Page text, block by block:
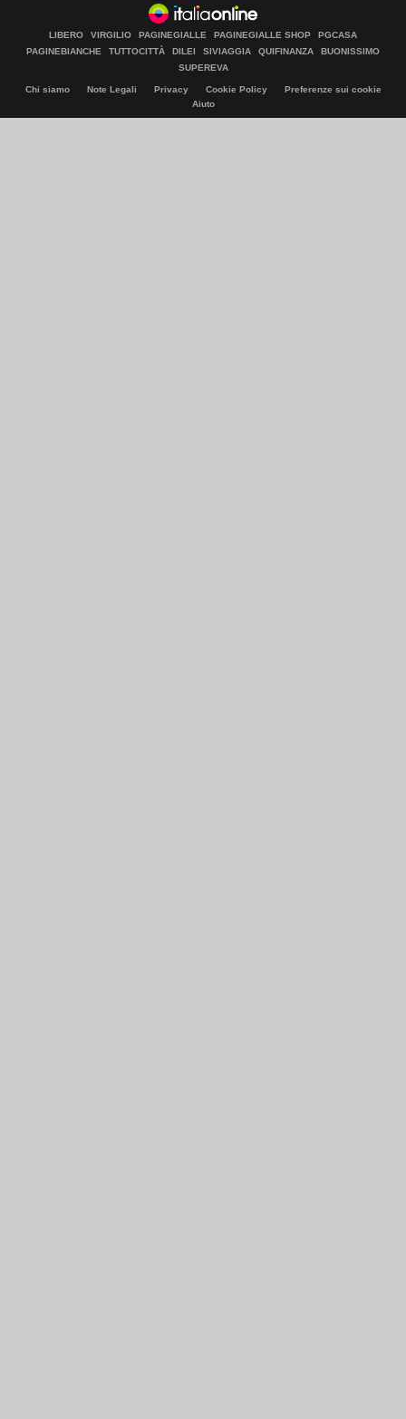
LIBERO VIRGILIO PAGINEGIALLE PAGINEGIALLE SHOP
PGCASA
PAGINEBIANCHE
TUTTOCITTÀ DILEI SIVIAGGIA QUIFINANZA
BUONISSIMO
SUPEREVA
Chi siamo Note Legali Privacy Cookie Policy
Preferenze sui cookie
Aiuto